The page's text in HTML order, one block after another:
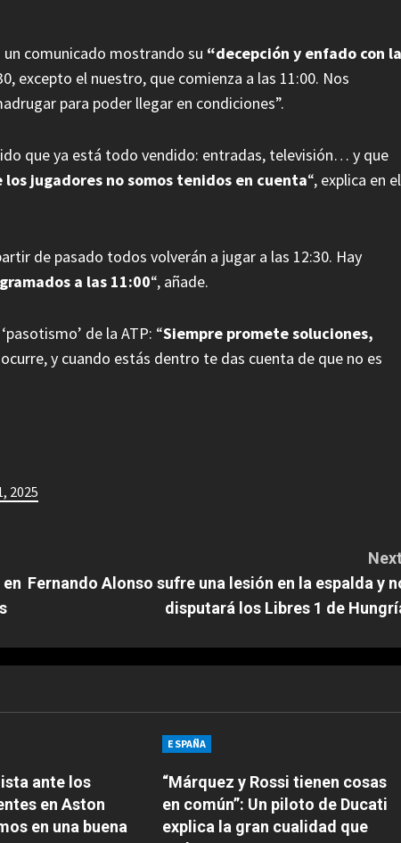
un comunicado mostrando su “decepción y enfado con la
excepto el nuestro, que comienza a las 11:00. Nos
para poder llegar en condiciones”.
que ya está todo vendido: entradas, televisión… y que
jugadores no somos tenidos en cuenta“, explica en el
de pasado todos volverán a jugar a las 12:30. Hay
a las 11:00“, añade.
de la ATP: “Siempre promete soluciones,
y cuando estás dentro te das cuenta de que no es
2025
Fernando Alonso sufre una lesión en la espalda y
disputará los Libres 1 de
ante los
en Aston
en una buena
ESPAÑA
“Márquez y Rossi tienen cosas
en común”: Un piloto de Ducati
explica la gran cualidad que